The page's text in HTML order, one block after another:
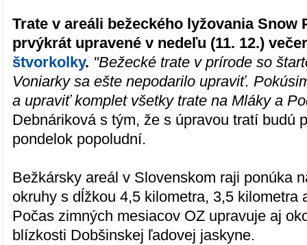
Trate v areáli bežeckého lyžovania Snow
prvýkrát upravené v nedeľu (11. 12.)
štvorkolky. "Bežecké trate v prírode so
Voniarky sa ešte nepodarilo upraviť.
a upraviť komplet všetky trate na Mláky a
Debnáriková s tým, že s úpravou tratí budú
pondelok popoludní.
Bežkársky areál v Slovenskom raji ponúka
okruhy s dĺžkou 4,5 kilometra, 3,5 kilometra
Počas zimných mesiacov OZ upravuje aj
blízkosti Dobšinskej ľadovej jaskyne.